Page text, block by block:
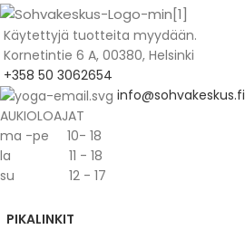
Käytettyjä tuotteita myydään.
Kornetintie 6 A, 00380, Helsinki
+358 50 3062654
info@sohvakeskus.fi
AUKIOLOAJAT
ma -pe 10- 18
la 11 - 18
su 12 - 17
PIKALINKIT